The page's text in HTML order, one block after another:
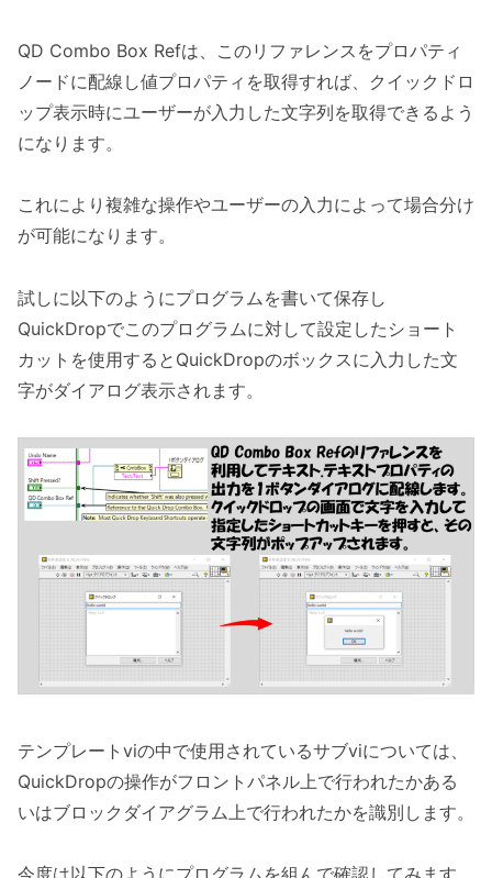
QD Combo Box Refは、このリファレンスをプロパティ
ノードに配線し値プロパティを取得すれば、クイックドロ
ップ表示時にユーザーが入力した文字列を取得できるよう
になります。
これにより複雑な操作やユーザーの入力によって場合分け
が可能になります。
試しに以下のようにプログラムを書いて保存し
QuickDropでこのプログラムに対して設定したショート
カットを使用するとQuickDropのボックスに入力した文
字がダイアログ表示されます。
テンプレートviの中で使用されているサブviについては、
QuickDropの操作がフロントパネル上で行われたかある
いはブロックダイアグラム上で行われたかを識別します。